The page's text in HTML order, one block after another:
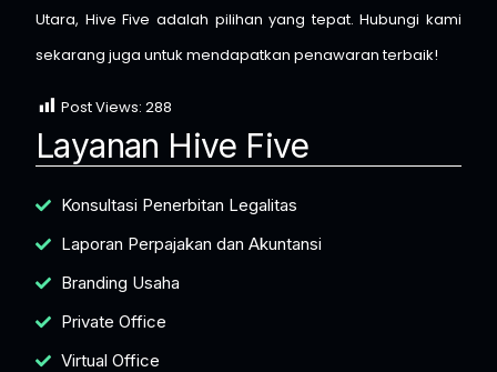
Utara, Hive Five adalah pilihan yang tepat. Hubungi kami
sekarang juga untuk mendapatkan penawaran terbaik!
Post Views: 288
Layanan Hive Five
Konsultasi Penerbitan Legalitas
Laporan Perpajakan dan Akuntansi
Branding Usaha
Private Office
Virtual Office